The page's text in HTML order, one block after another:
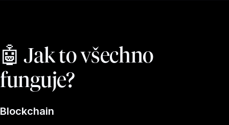
🤖 Jak to všechno
funguje?
Blockchain